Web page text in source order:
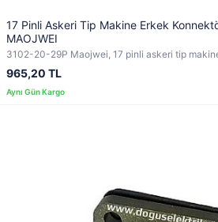
17 Pinli Askeri Tip Makine Erkek
MAOJWEI
3102-20-29P Maojwei, 17 pinli askeri tip
965,20 TL